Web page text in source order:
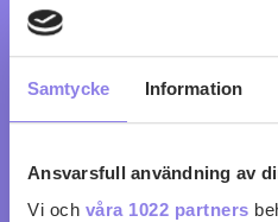
Samtycke Information
Ansvarsfull användning av
Vi och våra 1022 partners
Volpi